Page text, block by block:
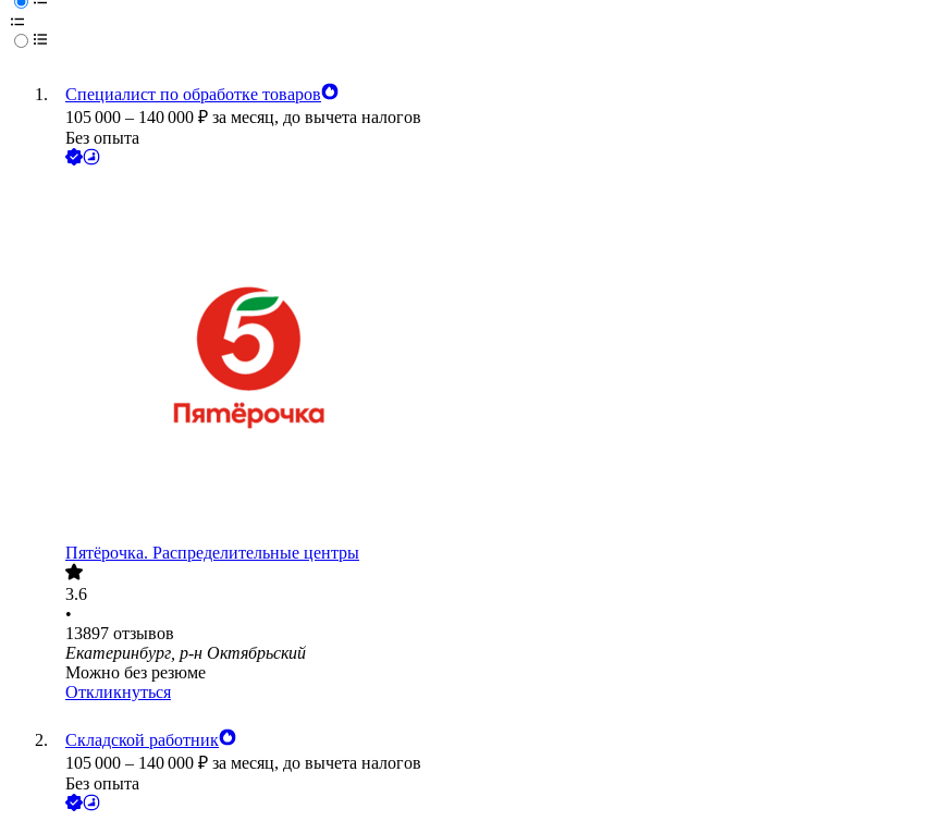
Специалист по обработке товаров
105 000 – 140 000 ₽ за месяц, до вычета налогов
Без опыта
Пятёрочка. Распределительные центры
3.6
•
13897 отзывов
Екатеринбург, р-н Октябрьский
Можно без резюме
Откликнуться
Складской работник
105 000 – 140 000 ₽ за месяц, до вычета налогов
Без опыта